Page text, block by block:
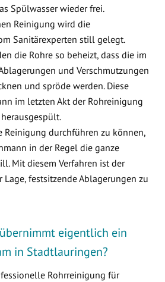
Spülwasser wieder frei.
Reinigung wird die
Sanitärexperten still gelegt.
die Rohre so beheizt, dass die im
und Verschmutzungen
und spröde werden. Diese
im letzten Akt der Rohreinigung
Reinigung durchführen zu können,
in der Regel die ganze
Mit diesem Verfahren ist der
Lage, festsitzende Ablagerungen zu
eigentlich ein
in Stadtlauringen?
Rohrreinigung für